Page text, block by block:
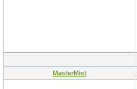
MasterMist